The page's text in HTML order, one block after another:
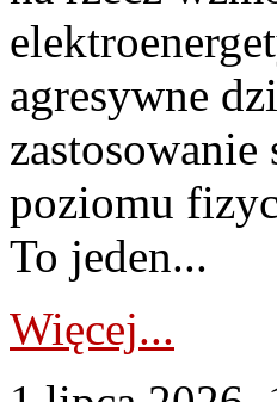
agresywne
poziomu
To jeden...
Więcej...